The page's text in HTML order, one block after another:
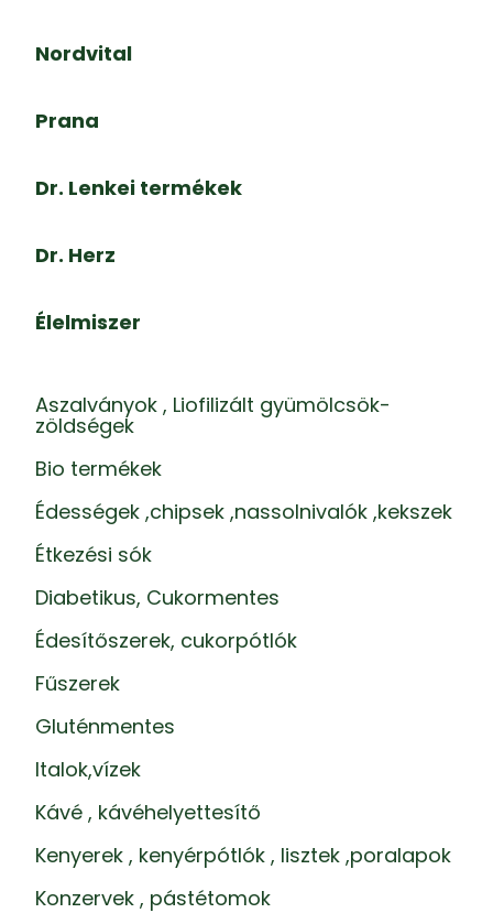
Nordvital
Prana
Dr. Lenkei termékek
Dr. Herz
Élelmiszer
Aszalványok , Liofilizált gyümölcsök-
zöldségek
Bio termékek
Édességek ,chipsek ,nassolnivalók ,kekszek
Étkezési sók
Diabetikus, Cukormentes
Édesítőszerek, cukorpótlók
Fűszerek
Gluténmentes
Italok,vízek
Kávé , kávéhelyettesítő
Kenyerek , kenyérpótlók , lisztek ,poralapok
Konzervek , pástétomok